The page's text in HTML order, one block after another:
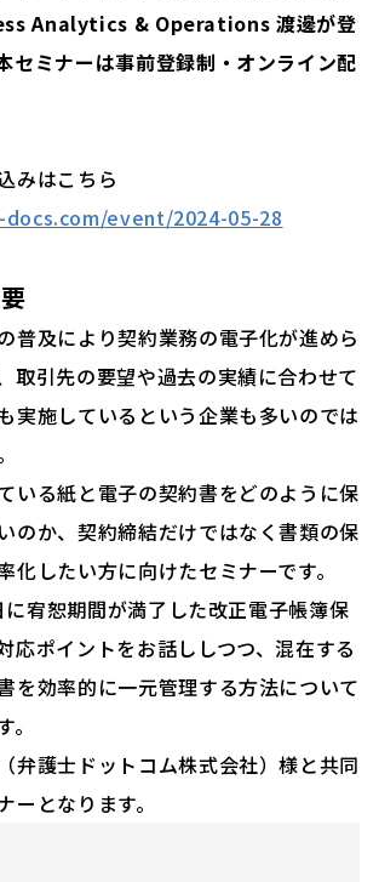
Analytics & Operations 渡邊が登
セミナーは事前登録制・オンライン配
みはこちら
event/2024-05-28
普及により契約業務の電子化が進めら
取引先の要望や過去の実績に合わせて
実施しているという企業も多いのでは
いる紙と電子の契約書をどのように保
のか、契約締結だけではなく書類の保
化したい方に向けたセミナーです。
宥恕期間が満了した改正電子帳簿保
応ポイントをお話ししつつ、混在する
を効率的に一元管理する方法について
弁護士ドットコム株式会社）様と共同
ーとなります。